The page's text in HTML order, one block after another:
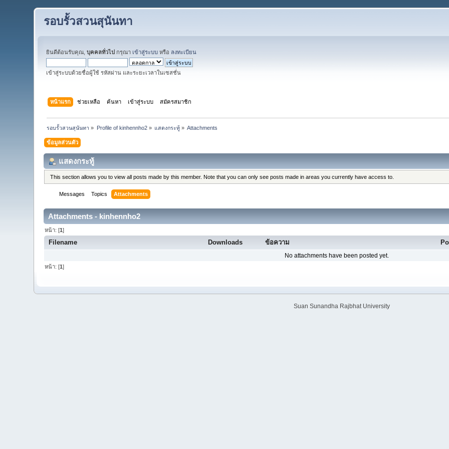
รอบรั้วสวนสุนันทา
ยินดีต้อนรับคุณ,บุคคลทั่วไป กรุณา เข้าสู่ระบบ หรือ ลงทะเบียน
เข้าสู่ระบบด้วยชื่อผู้ใช้ รหัสผ่าน และระยะเวลาในเซสชั่น
หน้าแรก ช่วยเหลือ ค้นหา เข้าสู่ระบบ สมัครสมาชิก
รอบรั้วสวนสุนันทา » Profile of kinhennho2» แสดงกระทู้ » Attachments
ข้อมูลส่วนตัว
แสดงกระทู้
This section allows you to view all posts made by this member. Note that you can only see posts made in areas you currently have access to.
Messages Topics Attachments
Attachments - kinhennho2
หน้า: [1]
Filename Downloads ข้อความ
No attachments have been posted yet.
หน้า: [1]
Suan Sunandha Rajbhat University